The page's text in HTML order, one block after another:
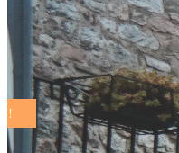
CUBI
COMUNI